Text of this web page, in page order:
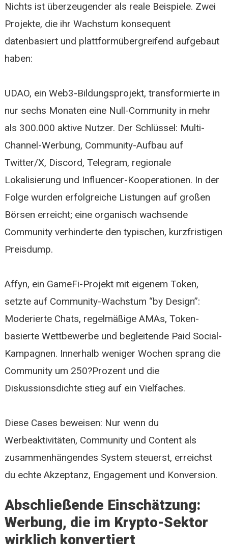
Nichts ist überzeugender als reale Beispiele. Zwei
Projekte, die ihr Wachstum konsequent
datenbasiert und plattformübergreifend aufgebaut
haben:
UDAO, ein Web3-Bildungsprojekt, transformierte in
nur sechs Monaten eine Null-Community in mehr
als 300.000 aktive Nutzer. Der Schlüssel: Multi-
Channel-Werbung, Community-Aufbau auf
Twitter/X, Discord, Telegram, regionale
Lokalisierung und Influencer-Kooperationen. In der
Folge wurden erfolgreiche Listungen auf großen
Börsen erreicht; eine organisch wachsende
Community verhinderte den typischen, kurzfristigen
Preisdump.
Affyn, ein GameFi-Projekt mit eigenem Token,
setzte auf Community-Wachstum “by Design”:
Moderierte Chats, regelmäßige AMAs, Token-
basierte Wettbewerbe und begleitende Paid Social-
Kampagnen. Innerhalb weniger Wochen sprang die
Community um 250?Prozent und die
Diskussionsdichte stieg auf ein Vielfaches.
Diese Cases beweisen: Nur wenn du
Werbeaktivitäten, Community und Content als
zusammenhängendes System steuerst, erreichst
du echte Akzeptanz, Engagement und Konversion.
Abschließende Einschätzung:
Werbung, die im Krypto-Sektor
wirklich konvertiert